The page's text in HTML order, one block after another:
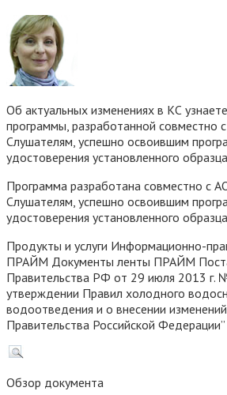
Об актуальных изменениях в КС
программы, разработанной совместно
Слушателям, успешно освоившим
удостоверения установленного
Программа разработана совместно с
Слушателям, успешно освоившим
удостоверения установленного
Продукты и услуги Информационно-
ПРАЙМ Документы ленты ПРАЙМ
Правительства РФ от 29 июля 2013 г.
утверждении Правил холодного
водоотведения и о внесении
Правительства Российской Федерации”
Обзор документа